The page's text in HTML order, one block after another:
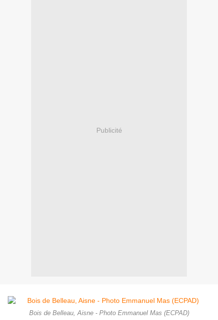
Publicité
Bois de Belleau, Aisne - Photo Emmanuel Mas (ECPAD)